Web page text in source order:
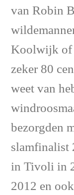
van Robin
Koolwijk of
zeker 80
weet van
bezorgden
slamfinalist
in Tivoli in
2012 en